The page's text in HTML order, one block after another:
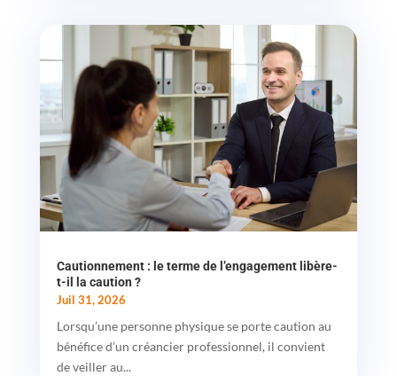
Cautionnement : le terme de l’engagement libère-
t-il la caution ?
Juil 31, 2026
Lorsqu’une personne physique se porte caution au
bénéfice d’un créancier professionnel, il convient
de veiller au...